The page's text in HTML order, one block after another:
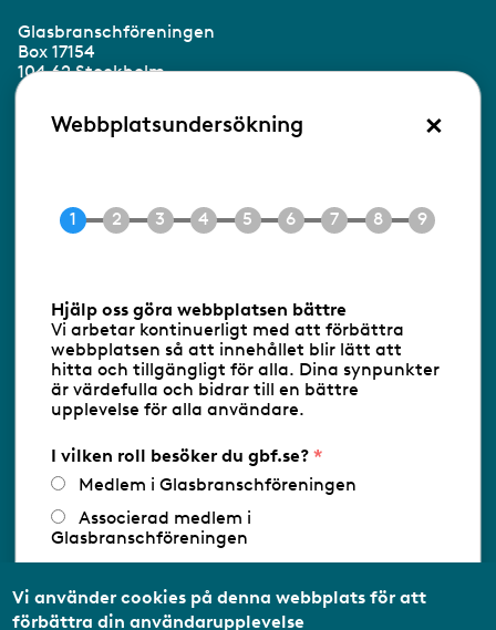
Glasbranschföreningen
Box 17154
104 62 Stockholm
Besöksadress:
Ringvägen 100
E-post info@gbf.se
Följ oss via RSS
Databasens namn:www.gbf.se-
Glasbranschföreningen AB - Ansvarig
utgivare: Sofia Wahlgren
Webbplatsundersökning ×
Hjälp oss göra webbplatsen bättre
Vi arbetar kontinuerligt med att förbättra
webbplatsen så att innehållet blir lätt att
hitta och tillgängligt för alla. Dina synpunkter
är värdefulla och bidrar till en bättre
upplevelse för alla användare.
I vilken roll besöker du gbf.se?
Medlem i Glasbranschföreningen
Associerad medlem i
Glasbranschföreningen
medlemsorganisation/Svenskt Näringsliv
Utbildningsaktör
Vi använder cookies på denna webbplats för att
förbättra din användarupplevelse